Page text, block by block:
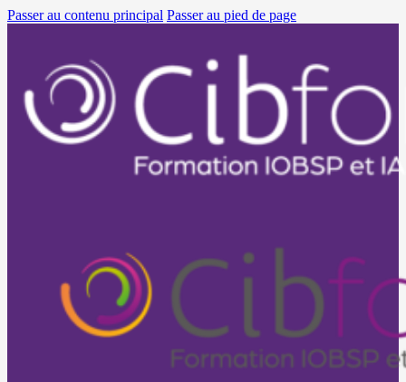
Passer au contenu principal Passer au pied de page